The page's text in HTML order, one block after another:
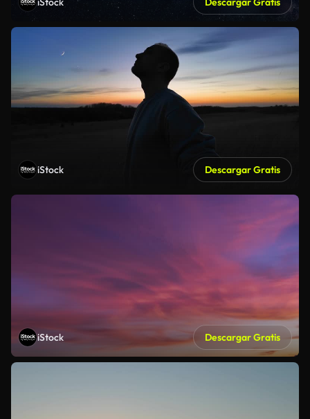
iStock Descargar Gratis
iStock Descargar Gratis